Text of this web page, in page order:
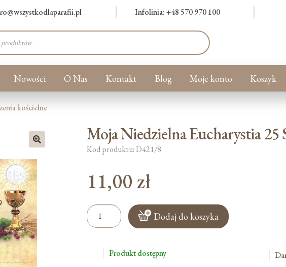
Infolinia: +48 570 970 100
Nowości O Nas Kontakt Blog Moje konto Koszyk
kościelne
Moja Niedzielna Eucharystia 25
Kod produktu: D421/8
11,00 zł
ilość
Moja
Eucharystia
Dodaj do koszyka
Produkt dostępny